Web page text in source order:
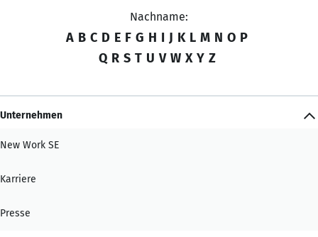
Nachname:
A B C D E F G H I J K L M N O P
Q R S T U V W X Y Z
Unternehmen
New Work SE
Karriere
Presse